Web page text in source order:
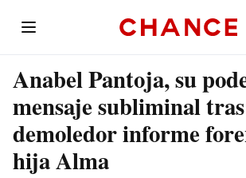
Anabel Pantoja, su
mensaje subliminal
demoledor informe
hija Alma